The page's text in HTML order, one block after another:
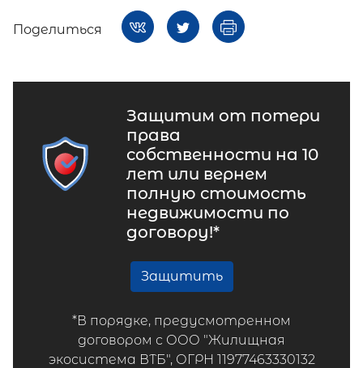
Поделиться
Защитим от потери
права
собственности на 10
лет или вернем
полную стоимость
недвижимости по
договору!*
Защитить
*В порядке, предусмотренном
договором с ООО "Жилищная
экосистема ВТБ", ОГРН 11977463330132